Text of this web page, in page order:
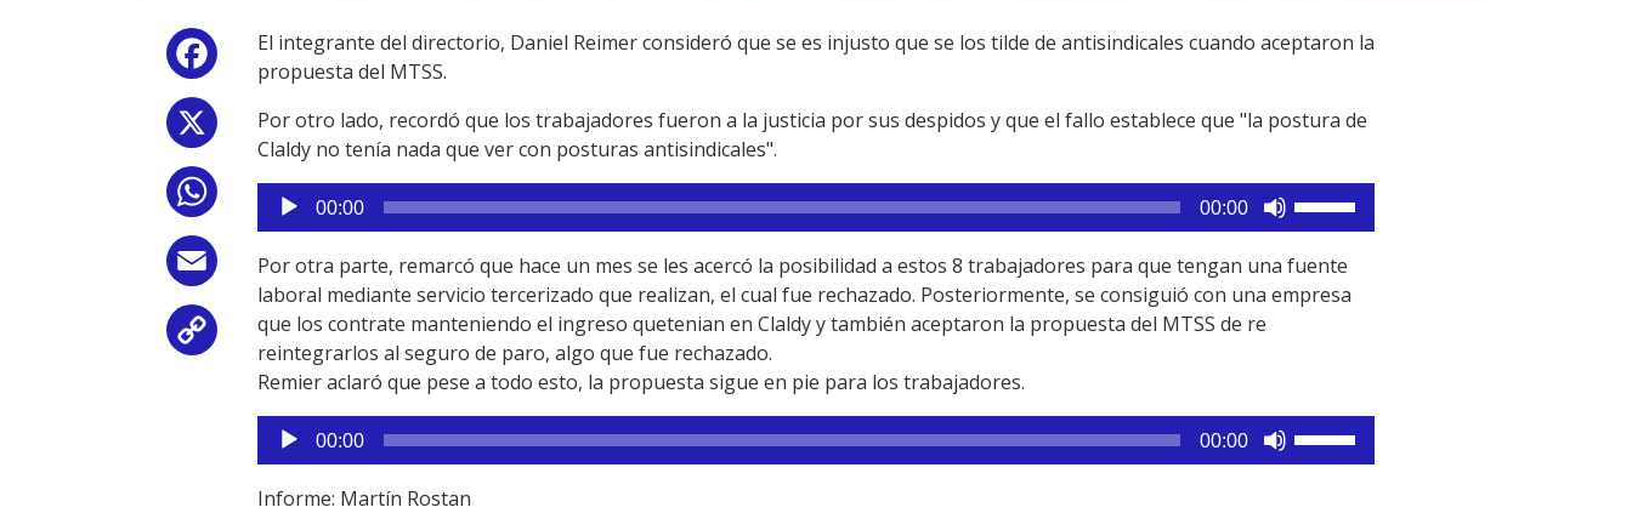
Facebook
WhatsApp
Email
Copy
Link
El integrante del directorio, Daniel Reimer consideró que se es injusto que se los tilde de antisindicales cuando aceptaron la
propuesta del MTSS.
Por otro lado, recordó que los trabajadores fueron a la justicia por sus despidos y que el fallo establece que "la postura de
Claldy no tenía nada que ver con posturas antisindicales".
Reproductor
de
audio
00:00 00:00
teclas
flecha
Por otra parte, remarcó que hace un mes se les acercó la posibilidad a estos 8 trabajadores para que tengan una fuente
laboral mediante servicio tercerizado que realizan, el cual fue rechazado. Posteriormente, se consiguió con una empresa
que los contrate manteniendo el ingreso quetenian en Claldy y también aceptaron la propuesta del MTSS de re
reintegrarlos al seguro de paro, algo que fue rechazado.
Remier aclaró que pese a todo esto, la propuesta sigue en pie para los trabajadores.
Reproductor
de
audio
00:00 00:00
Informe: Martín Rostan